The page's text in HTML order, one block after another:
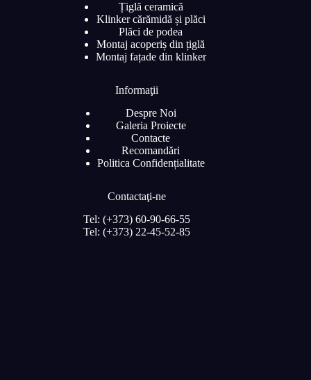
Țiglă ceramică
Klinker cărămidă și plăci
Plăci de podea
Montaj acoperiș din țiglă
Montaj fațade din klinker
Informaţii
Despre Noi
Galeria Proiecte
Contacte
Recomandări
Politica Confidențialitate
Contactaţi-ne
Tel: (+373) 60-90-66-55
Tel: (+373) 22-45-52-85